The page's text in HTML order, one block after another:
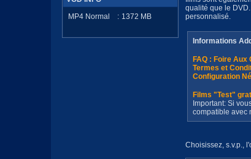
MP4 Normal
: 1372 MB
qualité que le
personnalisé.
Informations
FAQ : Foire Aux
Termes et
Configuration
Films "Test"
Important: Si
compatible avec
Choisissez, s.v.p.,